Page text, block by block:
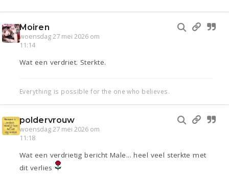
Moiren
woensdag 27 mei 2026 om
11:14
Wat een verdriet. Sterkte.
Everything is possible for the one who believes.
poldervrouw
woensdag 27 mei 2026 om
11:18
Wat een verdrietig bericht Male... heel veel sterkte met
dit verlies